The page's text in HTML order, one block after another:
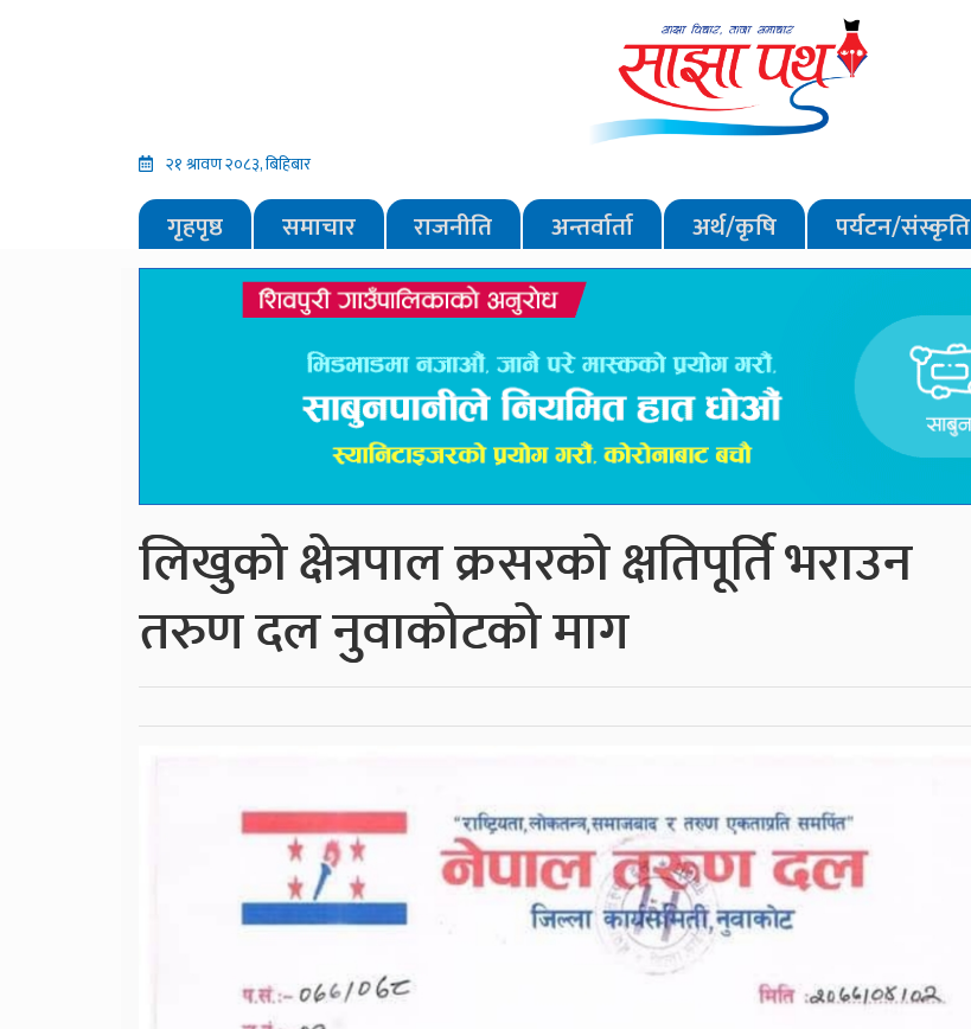
२१ श्रावण २०८३, बिहिबार
गृहपृष्ठ समाचार राजनीति अन्तर्वार्ता अर्थ/कृषि पर्यटन/संस्कृति
लिखुको क्षेत्रपाल क्रसरको क्षतिपूर्ति भराउन
तरुण दल नुवाकोटको माग